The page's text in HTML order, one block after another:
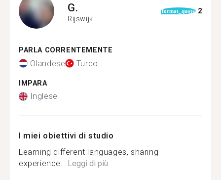
G.
Rijswijk
format_quote 2
PARLA CORRENTEMENTE
Olandese Turco
IMPARA
Inglese
I miei obiettivi di studio
Learning different languages, sharing
experience...Leggi di più